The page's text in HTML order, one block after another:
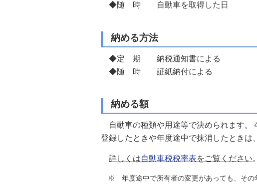
◆随 時 自動車を取得した日
納める方法
◆定 期 納税通知書による
◆随 時 証紙納付による
納める額
自動車の種類や用途等で決められます。
登録したときや年度途中で抹消したときは
詳しくは自動車税税率表をご覧ください。
※ 年度途中で所有者の変更があっても、その